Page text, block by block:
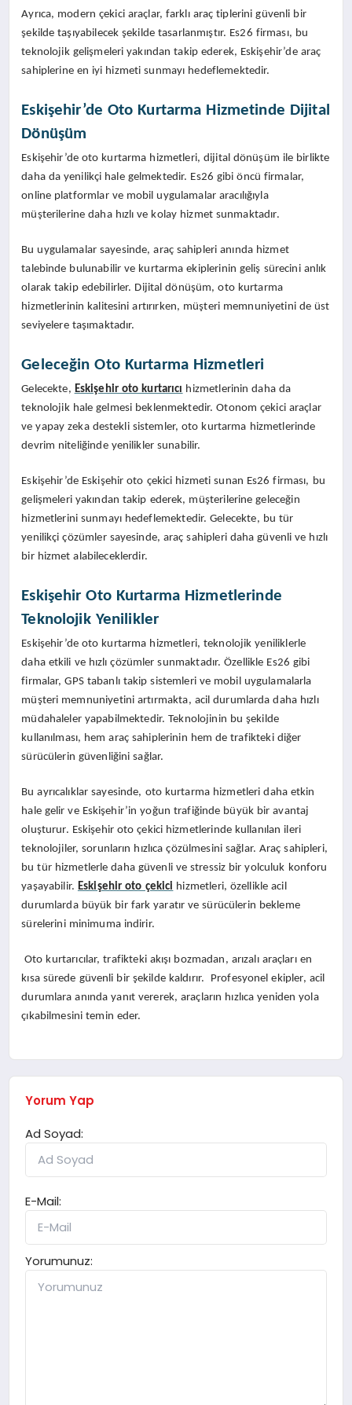
Ayrıca, modern çekici araçlar, farklı araç tiplerini güvenli bir
şekilde taşıyabilecek şekilde tasarlanmıştır. Es26 firması, bu
teknolojik gelişmeleri yakından takip ederek, Eskişehir’de araç
sahiplerine en iyi hizmeti sunmayı hedeflemektedir.
Eskişehir’de Oto Kurtarma Hizmetinde Dijital
Dönüşüm
Eskişehir’de oto kurtarma hizmetleri, dijital dönüşüm ile birlikte
daha da yenilikçi hale gelmektedir. Es26 gibi öncü firmalar,
online platformlar ve mobil uygulamalar aracılığıyla
müşterilerine daha hızlı ve kolay hizmet sunmaktadır.
Bu uygulamalar sayesinde, araç sahipleri anında hizmet
talebinde bulunabilir ve kurtarma ekiplerinin geliş sürecini anlık
olarak takip edebilirler. Dijital dönüşüm, oto kurtarma
hizmetlerinin kalitesini artırırken, müşteri memnuniyetini de üst
seviyelere taşımaktadır.
Geleceğin Oto Kurtarma Hizmetleri
Gelecekte, Eskişehir oto kurtarıcı hizmetlerinin daha da
teknolojik hale gelmesi beklenmektedir. Otonom çekici araçlar
ve yapay zeka destekli sistemler, oto kurtarma hizmetlerinde
devrim niteliğinde yenilikler sunabilir.
Eskişehir’de Eskişehir oto çekici hizmeti sunan Es26 firması, bu
gelişmeleri yakından takip ederek, müşterilerine geleceğin
hizmetlerini sunmayı hedeflemektedir. Gelecekte, bu tür
yenilikçi çözümler sayesinde, araç sahipleri daha güvenli ve hızlı
bir hizmet alabileceklerdir.
Eskişehir Oto Kurtarma Hizmetlerinde
Teknolojik Yenilikler
Eskişehir’de oto kurtarma hizmetleri, teknolojik yeniliklerle
daha etkili ve hızlı çözümler sunmaktadır. Özellikle Es26 gibi
firmalar, GPS tabanlı takip sistemleri ve mobil uygulamalarla
müşteri memnuniyetini artırmakta, acil durumlarda daha hızlı
müdahaleler yapabilmektedir. Teknolojinin bu şekilde
kullanılması, hem araç sahiplerinin hem de trafikteki diğer
sürücülerin güvenliğini sağlar.
Bu ayrıcalıklar sayesinde, oto kurtarma hizmetleri daha etkin
hale gelir ve Eskişehir’in yoğun trafiğinde büyük bir avantaj
oluşturur. Eskişehir oto çekici hizmetlerinde kullanılan ileri
teknolojiler, sorunların hızlıca çözülmesini sağlar. Araç sahipleri,
bu tür hizmetlerle daha güvenli ve stressiz bir yolculuk konforu
yaşayabilir. Eskişehir oto çekici hizmetleri, özellikle acil
durumlarda büyük bir fark yaratır ve sürücülerin bekleme
sürelerini minimuma indirir.
Oto kurtarıcılar, trafikteki akışı bozmadan, arızalı araçları en
kısa sürede güvenli bir şekilde kaldırır. Profesyonel ekipler, acil
durumlara anında yanıt vererek, araçların hızlıca yeniden yola
çıkabilmesini temin eder.
Yorum Yap
Ad Soyad:
E-Mail:
Yorumunuz: